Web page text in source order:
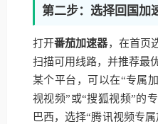
第二步：选择回国加
打开番茄加速器，在首页
扫描可用线路，并推荐最
某个平台，可以在“专属
视视频”或“搜狐视频”的
巴西，选择“腾讯视频专